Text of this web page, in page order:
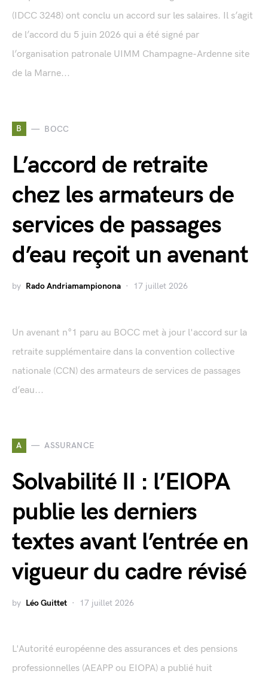
(IDCC 3248) ont conclu un accord sur les salaires. Il s’agit
de l’accord du 5 juin 2026 qui a été signé par
l’organisation patronale UIMM Champagne-Ardenne site
de la Marne...
B BOCC
L’accord de retraite
chez les armateurs de
services de passages
d’eau reçoit un avenant
by Rado Andriamampionona 17 juillet 2026
Un avenant n°1 paru au BOCC met à jour l'accord sur la
retraite supplémentaire dans la convention collective
nationale (CCN) des armateurs de services de passages
d’eau...
A ASSURANCE
Solvabilité II : l’EIOPA
publie les derniers
textes avant l’entrée en
vigueur du cadre révisé
by Léo Guittet 17 juillet 2026
L'Autorité européenne des assurances et des pensions
professionnelles (AEAPP ou EIOPA) a publié huit